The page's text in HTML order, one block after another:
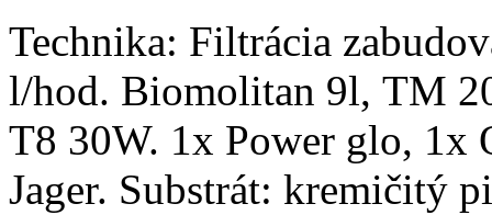
Technika: Filtrácia
l/hod. Biomolitan 9l, TM
T8 30W. 1x Power glo, 1x
Jager. Substrát: kremičitý